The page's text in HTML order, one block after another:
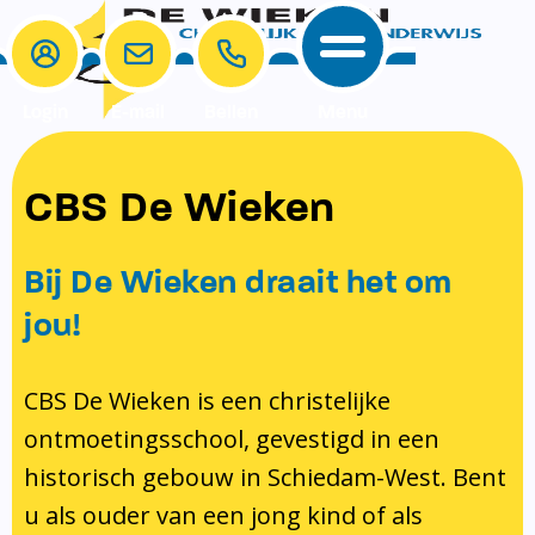
School
School
Onze visie rondom christelijke
identiteit
Pedagogisch klimaat en veiligheid
Bibliotheek
Ondersteuning
Ouders
MR & GMR
Aanmelden nieuwe leerling
Verlof aanvragen
Bibliotheek op school
Te weinig geld?
Contact
E-mail
CBS De Wieken
Bij De Wieken draait het om
jou!
CBS De Wieken is een christelijke
ontmoetingsschool, gevestigd in een
historisch gebouw in Schiedam-West. Bent
u als ouder van een jong kind of als